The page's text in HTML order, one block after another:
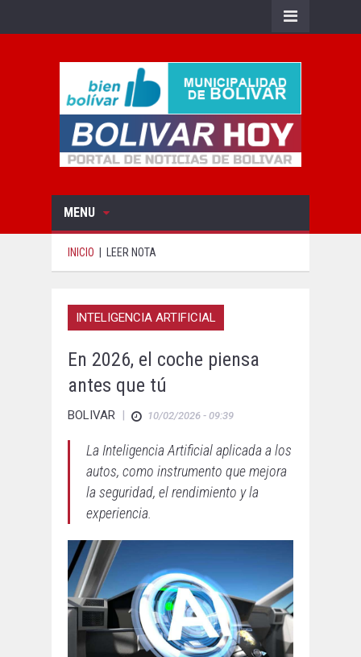
MENU
INICIO LEER NOTA
INTELIGENCIA ARTIFICIAL
En 2026, el coche piensa
antes que tú
BOLIVAR | 10/02/2026 - 09:39
La Inteligencia Artificial aplicada a los
autos, como instrumento que mejora
la seguridad, el rendimiento y la
experiencia.